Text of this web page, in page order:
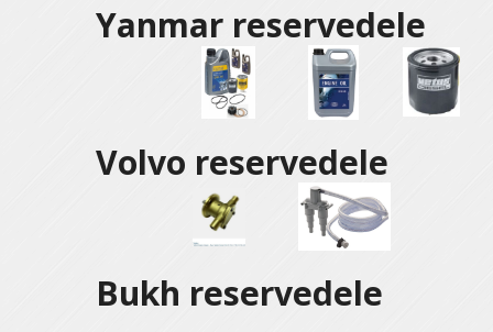
Yanmar reservedele
Volvo reservedele
Bukh reservedele